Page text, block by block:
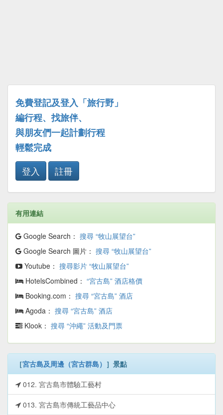
免費登記及登入「旅行野」
編行程、找旅伴、
與朋友們一起計劃行程
輕鬆完成
登入
註冊
有用連結
Google Search： 搜尋 “牧山展望台”
Google Search 圖片： 搜尋 “牧山展望台”
Youtube： 搜尋影片 “牧山展望台”
HotelsCombined： “宮古島” 酒店格價
Booking.com： 搜尋 “宮古島” 酒店
Agoda： 搜尋 “宮古島” 酒店
Klook： 搜尋 “沖繩” 活動及門票
［宮古島及周邊（宮古群島） ］景點
012. 宮古島市體驗工藝村
013. 宮古島市傳統工藝品中心